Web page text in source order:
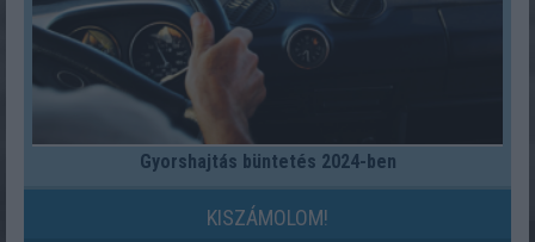
Gyorshajtás büntetés 2024-ben
KISZÁMOLOM!